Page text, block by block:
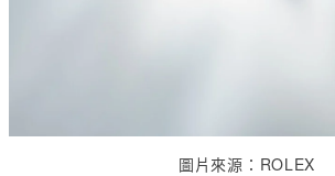
圖片來源： ROLEX